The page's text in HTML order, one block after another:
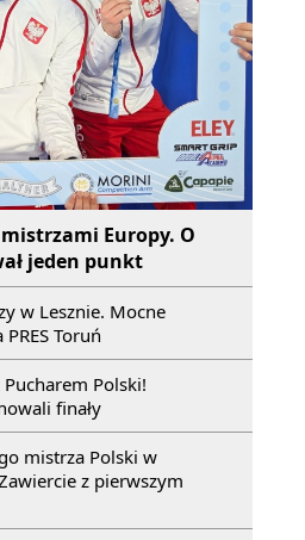
Europy. O
jeden punkt
w Lesznie. Mocne
Toruń
Polski!
finały
mistrza Polski w
z pierwszym